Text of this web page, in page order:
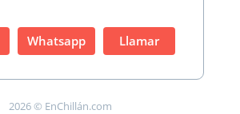
Whatsapp Llamar
2026 © EnChillán.com